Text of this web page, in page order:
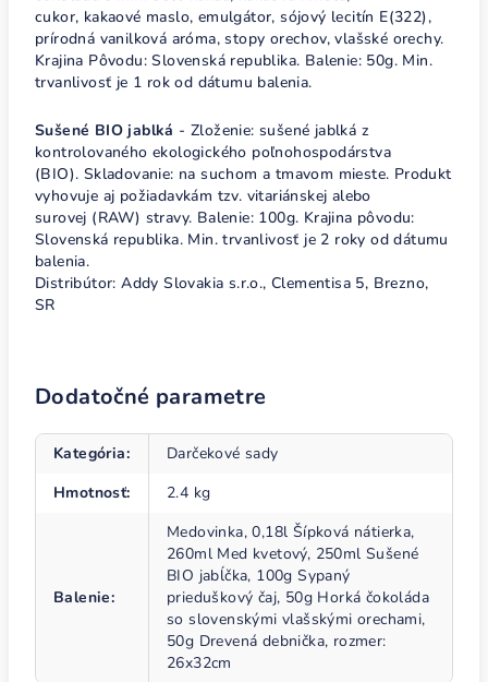
cukor, kakaové maslo, emulgátor, sójový lecitín E(322),
prírodná vanilková aróma, stopy orechov, vlašské orechy.
Krajina Pôvodu: Slovenská republika. Balenie: 50g. Min.
trvanlivosť je 1 rok od dátumu balenia.
Sušené BIO jablká - Zloženie: sušené jablká z
kontrolovaného ekologického poľnohospodárstva
(BIO). Skladovanie: na suchom a tmavom mieste. Produkt
vyhovuje aj požiadavkám tzv. vitariánskej alebo
surovej (RAW) stravy. Balenie: 100g. Krajina pôvodu:
Slovenská republika. Min. trvanlivosť je 2 roky od dátumu
balenia.
Distribútor: Addy Slovakia s.r.o., Clementisa 5, Brezno,
SR
Dodatočné parametre
Kategória:
Darčekové sady
Hmotnosť: 2.4 kg
Balenie:
Medovinka, 0,18l Šípková nátierka,
260ml Med kvetový, 250ml Sušené
BIO jabĺčka, 100g Sypaný
prieduškový čaj, 50g Horká čokoláda
so slovenskými vlašskými orechami,
50g Drevená debnička, rozmer:
26x32cm